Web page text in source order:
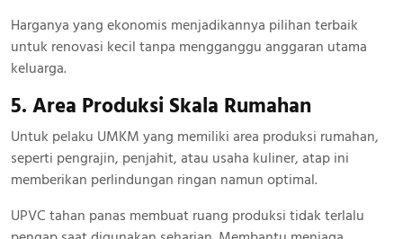
Harganya yang ekonomis menjadikannya pilihan terbaik
untuk renovasi kecil tanpa mengganggu anggaran utama
keluarga.
5. Area Produksi Skala Rumahan
Untuk pelaku UMKM yang memiliki area produksi rumahan,
seperti pengrajin, penjahit, atau usaha kuliner, atap ini
memberikan perlindungan ringan namun optimal.
UPVC tahan panas membuat ruang produksi tidak terlalu